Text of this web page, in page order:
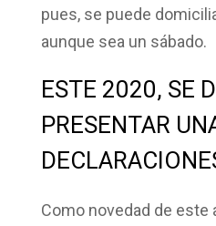
pues, se puede
aunque sea un sábado.
ESTE 2020, SE
PRESENTAR
Como novedad de este